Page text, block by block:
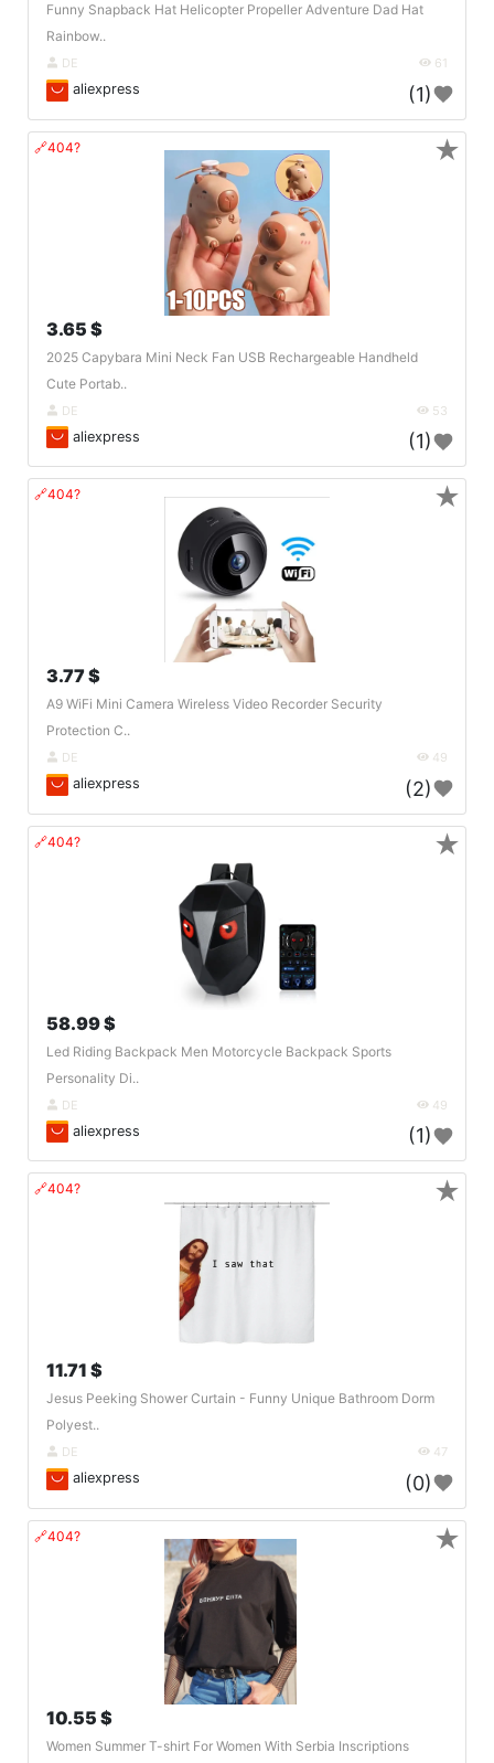
Funny Snapback Hat Helicopter Propeller Adventure Dad Hat
Rainbow..
DE 61
aliexpress (1)
🔗404?
3.65 $
2025 Capybara Mini Neck Fan USB Rechargeable Handheld
Cute Portab..
DE 53
aliexpress (1)
★
🔗404?
3.77 $
A9 WiFi Mini Camera Wireless Video Recorder Security
Protection C..
DE 49
aliexpress (2)
★
🔗404?
58.99 $
Led Riding Backpack Men Motorcycle Backpack Sports
Personality Di..
DE 49
aliexpress (1)
★
🔗404?
11.71 $
Jesus Peeking Shower Curtain - Funny Unique Bathroom Dorm
Polyest..
DE 47
aliexpress (0)
★
🔗404?
10.55 $
Women Summer T-shirt For Women With Serbia Inscriptions
★